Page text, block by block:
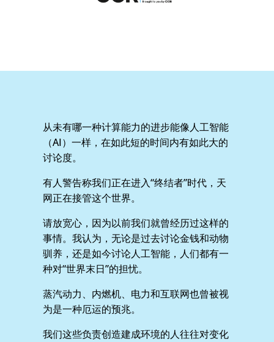
从未有哪一种计算能力的进步能像人工智能
（AI）一样，在如此短的时间内有如此大的
讨论度。
有人警告称我们正在进入“终结者”时代，天
网正在接管这个世界。
请放宽心，因为以前我们就曾经历过这样的
事情。我认为，无论是过去讨论金钱和动物
驯养，还是如今讨论人工智能，人们都有一
种对“世界末日”的担忧。
蒸汽动力、内燃机、电力和互联网也曾被视
为是一种厄运的预兆。
我们这些负责创造建成环境的人往往对变化